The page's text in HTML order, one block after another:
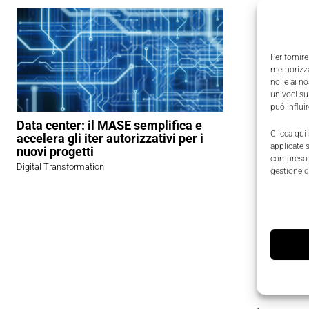
Per
noi e ai
univoci
può
Clicca qui
applicate
gestione
Data center: il MASE semplifica e
accelera gli iter autorizzativi per i
nuovi progetti
Digital Transformation
Grazie
sono le
La